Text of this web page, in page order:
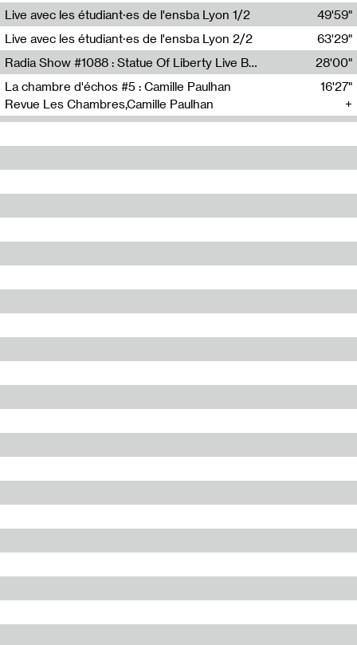
Radio Panik
Live avec les étudiant·es de l'ensba Lyon 1/2
49'59"
Live avec les étudiant·es de l'ensba Lyon 2/2
63'29"
Radia Show #1088 : Statue Of Liberty Live By Ed Baxter (Resonance)
Resonance
28'00"
La chambre d'échos #5 : Camille Paulhan
Revue Les Chambres,Camille Paulhan
16'27"